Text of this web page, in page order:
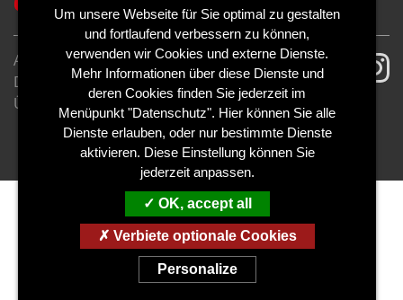
AGB
Impressum
Datenschutzerklärung
Cookies
Über uns
Kontakt
Mediadaten
Abo kündigen
Abo widerrufen
Um unsere Webseite für Sie optimal zu gestalten
und fortlaufend verbessern zu können,
verwenden wir Cookies und externe Dienste.
Mehr Informationen über diese Dienste und
deren Cookies finden Sie jederzeit im
Menüpunkt "Datenschutz". Hier können Sie alle
Dienste erlauben, oder nur bestimmte Dienste
aktivieren. Diese Einstellung können Sie
jederzeit anpassen.
OK, accept all
Verbiete optionale Cookies
Personalize